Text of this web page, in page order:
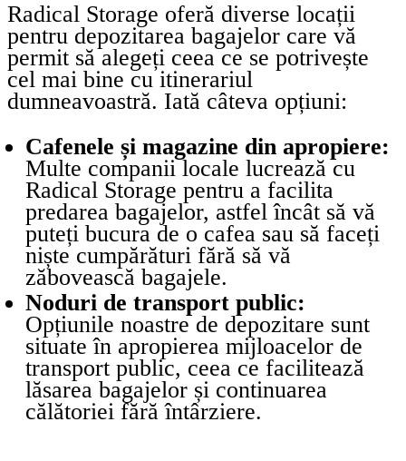
Radical Storage oferă diverse locații
pentru depozitarea bagajelor care vă
permit să alegeți ceea ce se potrivește
cel mai bine cu itinerariul
dumneavoastră. Iată câteva opțiuni:
Cafenele și magazine din apropiere:
Multe companii locale lucrează cu
Radical Storage pentru a facilita
predarea bagajelor, astfel încât să vă
puteți bucura de o cafea sau să faceți
niște cumpărături fără să vă
zăbovească bagajele.
Noduri de transport public:
Opțiunile noastre de depozitare sunt
situate în apropierea mijloacelor de
transport public, ceea ce facilitează
lăsarea bagajelor și continuarea
călătoriei fără întârziere.